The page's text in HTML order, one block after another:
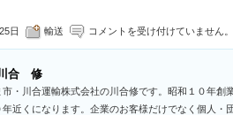
日 輸送 コメントを受け付けていません。
合 修
市・川合運輸株式会社の川合修です。昭和１０年創
年近くになります。企業のお客様だけでなく個人・